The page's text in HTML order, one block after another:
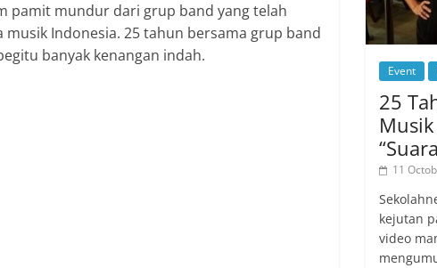
pamit mundur dari grup band yang telah
Indonesia. 25 tahun bersama grup band
banyak kenangan indah.
Event
25
11
kejutan
video